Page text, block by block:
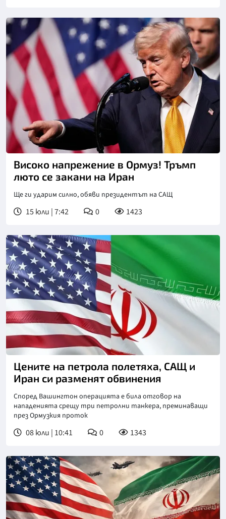
Снимка: Асошиейтед прес
Високо напрежение в Ормуз! Тръмп
люто се закани на Иран
Ще ги ударим силно, обяви президентът на САЩ
15 юли | 7:42 0 1423
Цените на петрола полетяха, САЩ и
Иран си разменят обвинения
Според Вашингтон операцията е била отговор на
нападенията срещу три петролни танкера, преминаващи
през Ормузкия проток
08 юли | 10:41 0 1343